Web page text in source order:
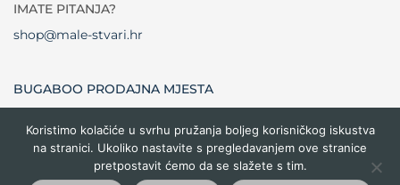
IMATE PITANJA?
shop@male-stvari.hr
BUGABOO PRODAJNA MJESTA
Visa MasterCardMaestro Dinners
Club
Credit
Card
Cash
Koristimo kolačiće u svrhu pružanja boljeg korisničkog iskustva
na stranici. Ukoliko nastavite s pregledavanjem ove stranice
pretpostavit ćemo da se slažete s tim.